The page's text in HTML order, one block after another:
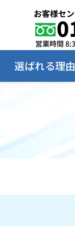
選ばれる理由
グ